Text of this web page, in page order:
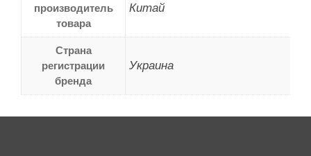
производитель
товара
Китай
Страна
регистрации
бренда
Украина